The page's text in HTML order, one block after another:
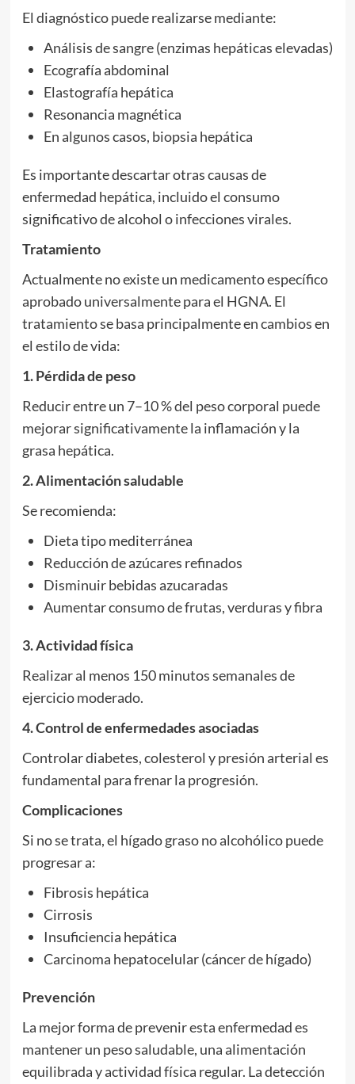
El diagnóstico puede realizarse mediante:
Análisis de sangre (enzimas hepáticas elevadas)
Ecografía abdominal
Elastografía hepática
Resonancia magnética
En algunos casos, biopsia hepática
Es importante descartar otras causas de
enfermedad hepática, incluido el consumo
significativo de alcohol o infecciones virales.
Tratamiento
Actualmente no existe un medicamento específico
aprobado universalmente para el HGNA. El
tratamiento se basa principalmente en cambios en
el estilo de vida:
1. Pérdida de peso
Reducir entre un 7–10 % del peso corporal puede
mejorar significativamente la inflamación y la
grasa hepática.
2. Alimentación saludable
Se recomienda:
Dieta tipo mediterránea
Reducción de azúcares refinados
Disminuir bebidas azucaradas
Aumentar consumo de frutas, verduras y fibra
3. Actividad física
Realizar al menos 150 minutos semanales de
ejercicio moderado.
4. Control de enfermedades asociadas
Controlar diabetes, colesterol y presión arterial es
fundamental para frenar la progresión.
Complicaciones
Si no se trata, el hígado graso no alcohólico puede
progresar a:
Fibrosis hepática
Cirrosis
Insuficiencia hepática
Carcinoma hepatocelular (cáncer de hígado)
Prevención
La mejor forma de prevenir esta enfermedad es
mantener un peso saludable, una alimentación
equilibrada y actividad física regular. La detección